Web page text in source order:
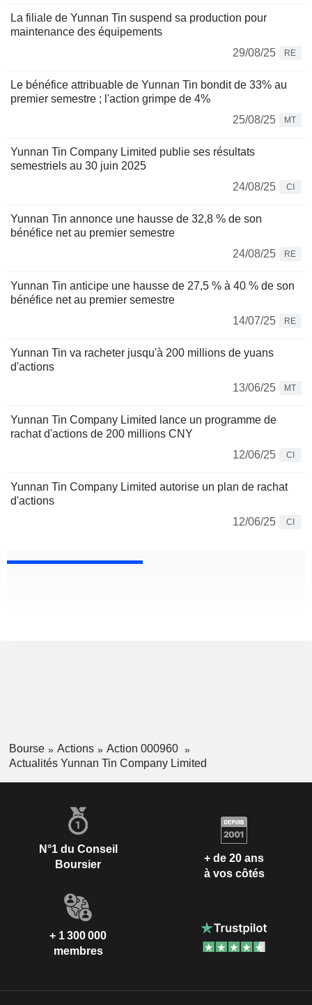
La filiale de Yunnan Tin suspend sa production pour
maintenance des équipements
29/08/25
RE
Le bénéfice attribuable de Yunnan Tin bondit de 33% au
premier semestre ; l'action grimpe de 4%
25/08/25
MT
Yunnan Tin Company Limited publie ses résultats
semestriels au 30 juin 2025
24/08/25
CI
Yunnan Tin annonce une hausse de 32,8 % de son
bénéfice net au premier semestre
24/08/25
RE
Yunnan Tin anticipe une hausse de 27,5 % à 40 % de son
bénéfice net au premier semestre
14/07/25
RE
Yunnan Tin va racheter jusqu'à 200 millions de yuans
d'actions
13/06/25
MT
Yunnan Tin Company Limited lance un programme de
rachat d'actions de 200 millions CNY
12/06/25
CI
Yunnan Tin Company Limited autorise un plan de rachat
d'actions
12/06/25
CI
Bourse Actions
Action 000960
Actualités Yunnan Tin Company Limited
N°1 du Conseil
Boursier
+ de 20 ans
à vos côtés
+ 1 300 000
membres